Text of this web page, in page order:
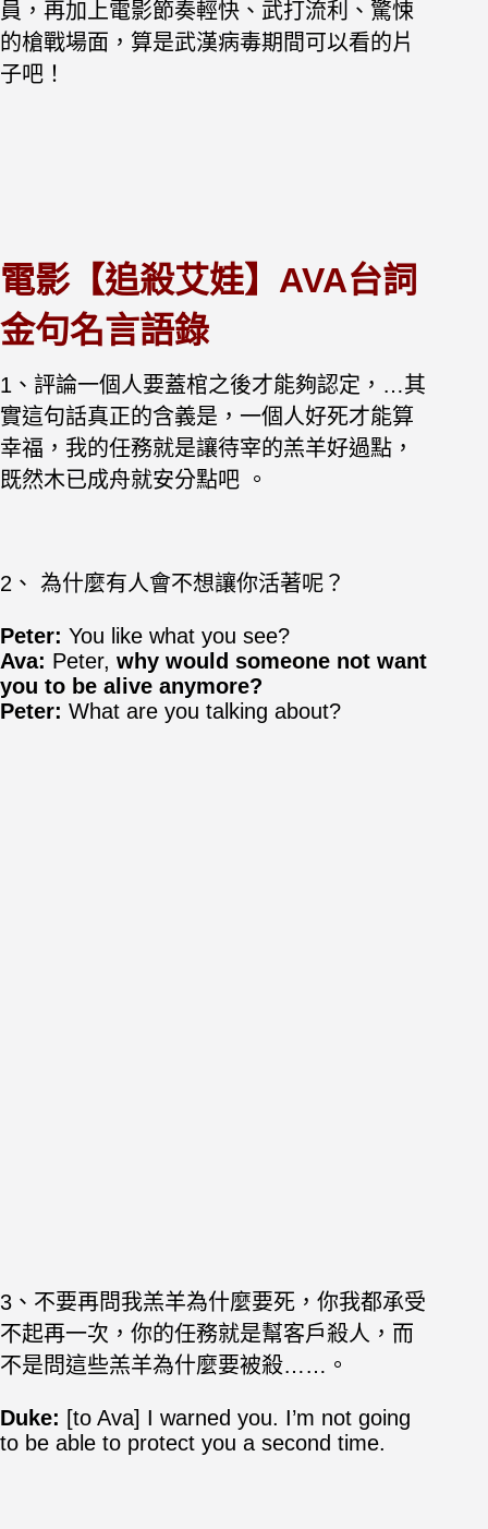
員，再加上電影節奏輕快、武打流利、驚悚
的槍戰場面，算是武漢病毒期間可以看的片
子吧！
電影【追殺艾娃】AVA台詞
金句名言語錄
1、評論一個人要蓋棺之後才能夠認定，…其
實這句話真正的含義是，一個人好死才能算
幸福，我的任務就是讓待宰的羔羊好過點，
既然木已成舟就安分點吧 。
2、 為什麼有人會不想讓你活著呢？
Peter: You like what you see?
Ava: Peter, why would someone not want
you to be alive anymore?
Peter: What are you talking about?
3、不要再問我羔羊為什麼要死，你我都承受
不起再一次，你的任務就是幫客戶殺人，而
不是問這些羔羊為什麼要被殺……。
Duke: [to Ava] I warned you. I’m not going
to be able to protect you a second time.